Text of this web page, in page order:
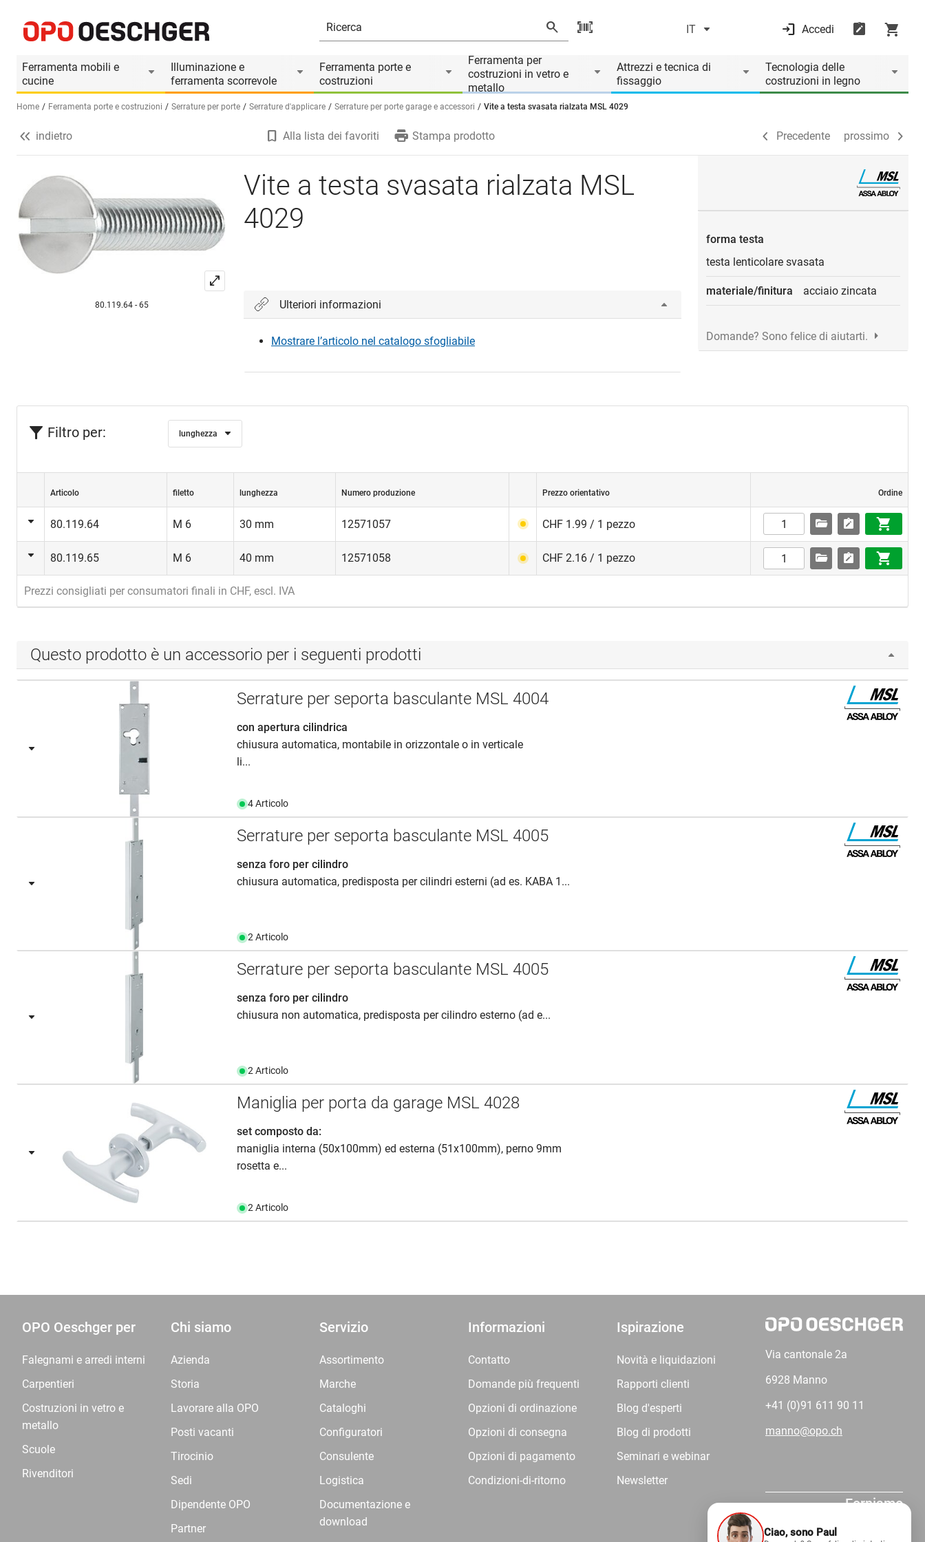
IT Accedi
Ferramenta mobili e
cucine
Illuminazione e
ferramenta scorrevole
Ferramenta porte e
costruzioni
Ferramenta per
costruzioni in vetro e
metallo
Attrezzi e tecnica di
fissaggio
Tecnologia delle
costruzioni in legno
Seleziona una lingua (IT)
Home Ferramenta porte e costruzioni Serrature per porte Serrature d'applicare Serrature per porte garage e accessori Vite a testa svasata rialzata MSL 4029
Informazioni prodotto
Il prodotto è accessorio di Precedente prossimo
indietro Alla lista dei favoriti Stampa prodotto Precedente prossimo
80.119.64 - 65
Vite a testa svasata rialzata MSL
4029
Ulteriori informazioni
Mostrare l’articolo nel catalogo sfogliabile
forma testa
testa lenticolare svasata
materiale/finitura acciaio zincata
Domande? Sono felice di aiutarti.
Filtro per: lunghezza
Articolo filetto lunghezza Numero produzione Prezzo orientativo Ordine
80.119.64 M 6 30 mm 12571057 CHF 1.99 / 1 pezzo
80.119.65 M 6 40 mm 12571058 CHF 2.16 / 1 pezzo
Prezzi consigliati per consumatori finali in CHF, escl. IVA
Questo prodotto è un accessorio per i seguenti prodotti
Serrature per seporta basculante MSL 4004
con apertura cilindrica
chiusura automatica, montabile in orizzontale o in verticale
li...
4 Articolo
Serrature per seporta basculante MSL 4005
senza foro per cilindro
chiusura automatica, predisposta per cilindri esterni (ad es. KABA 1...
2 Articolo
Serrature per seporta basculante MSL 4005
senza foro per cilindro
chiusura non automatica, predisposta per cilindro esterno (ad e...
2 Articolo
Maniglia per porta da garage MSL 4028
set composto da:
maniglia interna (50x100mm) ed esterna (51x100mm), perno 9mm
rosetta e...
2 Articolo
OPO Oeschger per
Falegnami e arredi interni
Carpentieri
Costruzioni in vetro e
metallo
Scuole
Rivenditori
Chi siamo
Azienda
Storia
Lavorare alla OPO
Posti vacanti
Tirocinio
Sedi
Dipendente OPO
Partner
Servizio
Assortimento
Marche
Cataloghi
Configuratori
Consulente
Logistica
Documentazione e
download
Informazioni
Contatto
Domande più frequenti
Opzioni di ordinazione
Opzioni di consegna
Opzioni di pagamento
Condizioni-di-ritorno
Ispirazione
Novità e liquidazioni
Rapporti clienti
Blog d'esperti
Blog di prodotti
Seminari e webinar
Newsletter
Via cantonale 2a
6928 Manno
+41 (0)91 611 90 11
manno@opo.ch
Forniamo
competenza.
Ciao, sono Paul